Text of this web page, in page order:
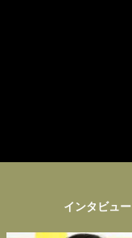
インタビュー